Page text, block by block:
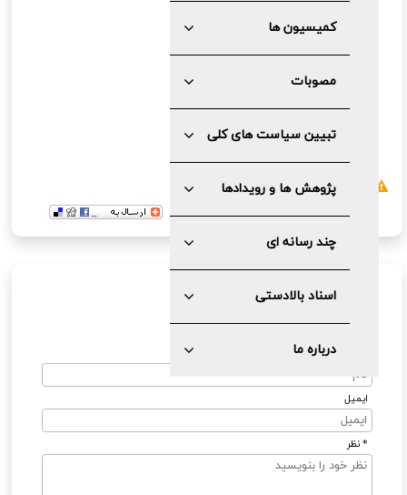
کمیسیون ها
مصوبات
تبیین سیاست های کلی
پژوهش ها و رویدادها
چند رسانه ای
اسناد بالادستی
درباره ما
گزارش خطا
ارسال نظر
ایمیل
* نظر